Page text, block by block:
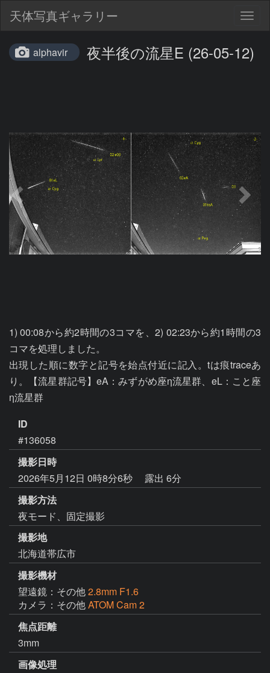
天体写真ギャラリー
alphavir 夜半後の流星E (26-05-12)
1) 00:08から約2時間の3コマを、2) 02:23から約1時間の3
コマを処理しました。
出現した順に数字と記号を始点付近に記入。tは痕traceあ
り。【流星群記号】eA：みずがめ座η流星群、eL：こと座
η流星群
ID
#136058
撮影日時
2026年5月12日 0時8分6秒
露出 6分
撮影方法
夜モード、固定撮影
撮影地
北海道帯広市
撮影機材
望遠鏡：その他2.8mm F1.6
カメラ：その他ATOM Cam 2
焦点距離
3mm
画像処理